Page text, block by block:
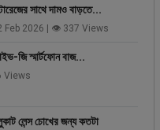
সাথে দামও বাড়তে...
Feb 2026 | 👁 337 Views
জি স্মার্টফোন বাজ...
Views
লেন্স চোখের জন্য কতটা